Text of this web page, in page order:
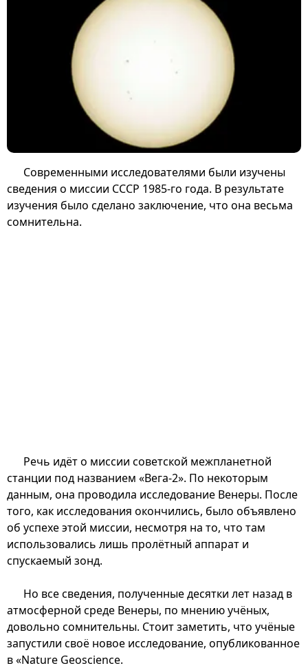
Современными исследователями были изучены
сведения о миссии СССР 1985-го года. В результате
изучения было сделано заключение, что она весьма
сомнительна.
Речь идёт о миссии советской межпланетной
станции под названием «Вега-2». По некоторым
данным, она проводила исследование Венеры. После
того, как исследования окончились, было объявлено
об успехе этой миссии, несмотря на то, что там
использовались лишь пролётный аппарат и
спускаемый зонд.
Но все сведения, полученные десятки лет назад в
атмосферной среде Венеры, по мнению учёных,
довольно сомнительны. Стоит заметить, что учёные
запустили своё новое исследование, опубликованное
в «Nature Geoscience.